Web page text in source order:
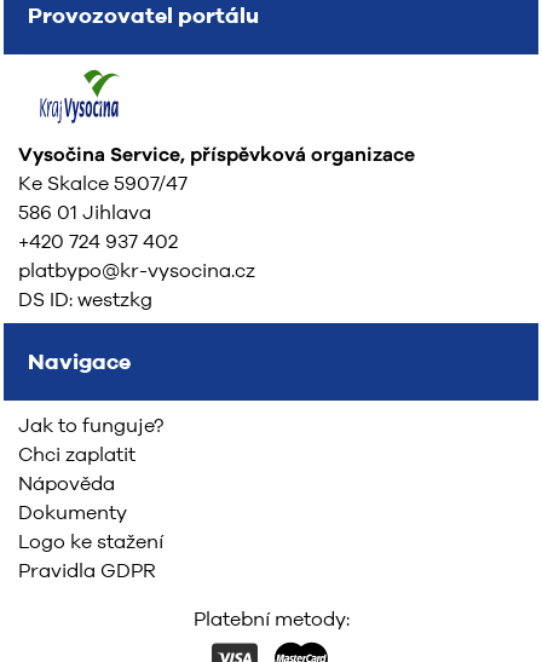
Provozovatel portálu
Vysočina Service, příspěvková organizace
Ke Skalce 5907/47
586 01 Jihlava
+420 724 937 402
platbypo@kr-vysocina.cz
DS ID: westzkg
Navigace
Jak to funguje?
Chci zaplatit
Nápověda
Dokumenty
Logo ke stažení
Pravidla GDPR
Platební metody: